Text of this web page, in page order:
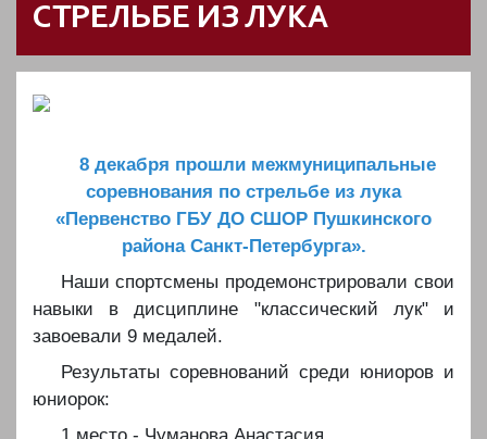
СТРЕЛЬБЕ ИЗ ЛУКА
8 декабря прошли межмуниципальные
соревнования по стрельбе из лука
«Первенство ГБУ ДО СШОР Пушкинского
района Санкт-Петербурга».
Наши спортсмены продемонстрировали свои
навыки в дисциплине "классический лук" и
завоевали 9 медалей.
Результаты соревнований среди юниоров и
юниорок: